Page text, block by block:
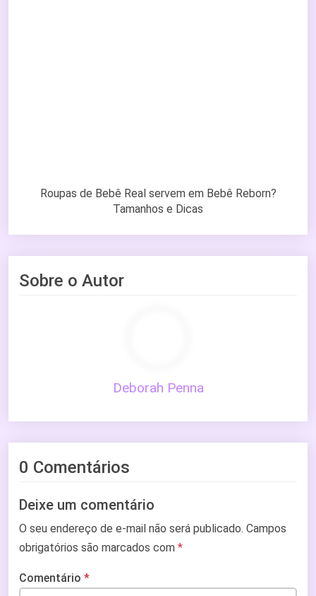
Roupas de Bebê Real servem em Bebê Reborn?
Tamanhos e Dicas
Sobre o Autor
Deborah Penna
0 Comentários
Deixe um comentário
O seu endereço de e-mail não será publicado. Campos
obrigatórios são marcados com *
Comentário *